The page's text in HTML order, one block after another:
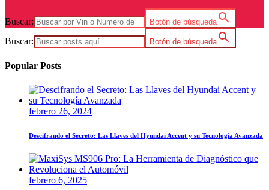
Buscar: Botón de búsqueda
Buscar: Botón de búsqueda
Popular Posts
febrero 26, 2024
Descifrando el Secreto: Las Llaves del Hyundai Accent y su Tecnología Avanzada
febrero 6, 2025